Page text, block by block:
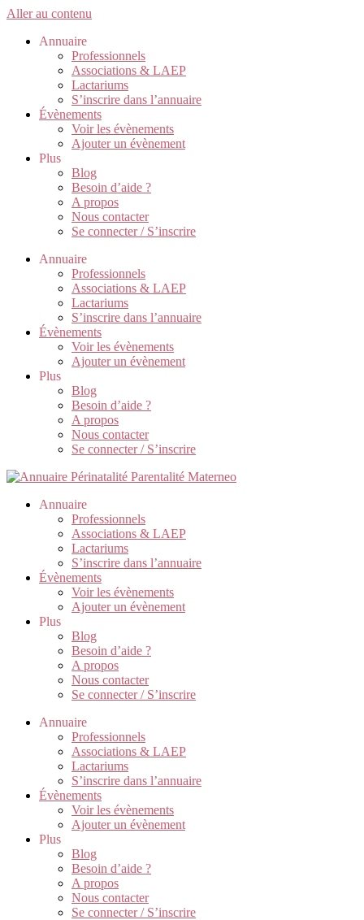
Aller au contenu
Annuaire
Professionnels
Associations & LAEP
Lactariums
S’inscrire dans l’annuaire
Évènements
Voir les évènements
Ajouter un évènement
Plus
Blog
Besoin d’aide ?
A propos
Nous contacter
Se connecter / S’inscrire
Annuaire
Professionnels
Associations & LAEP
Lactariums
S’inscrire dans l’annuaire
Évènements
Voir les évènements
Ajouter un évènement
Plus
Blog
Besoin d’aide ?
A propos
Nous contacter
Se connecter / S’inscrire
Annuaire
Professionnels
Associations & LAEP
Lactariums
S’inscrire dans l’annuaire
Évènements
Voir les évènements
Ajouter un évènement
Plus
Blog
Besoin d’aide ?
A propos
Nous contacter
Se connecter / S’inscrire
Annuaire
Professionnels
Associations & LAEP
Lactariums
S’inscrire dans l’annuaire
Évènements
Voir les évènements
Ajouter un évènement
Plus
Blog
Besoin d’aide ?
A propos
Nous contacter
Se connecter / S’inscrire